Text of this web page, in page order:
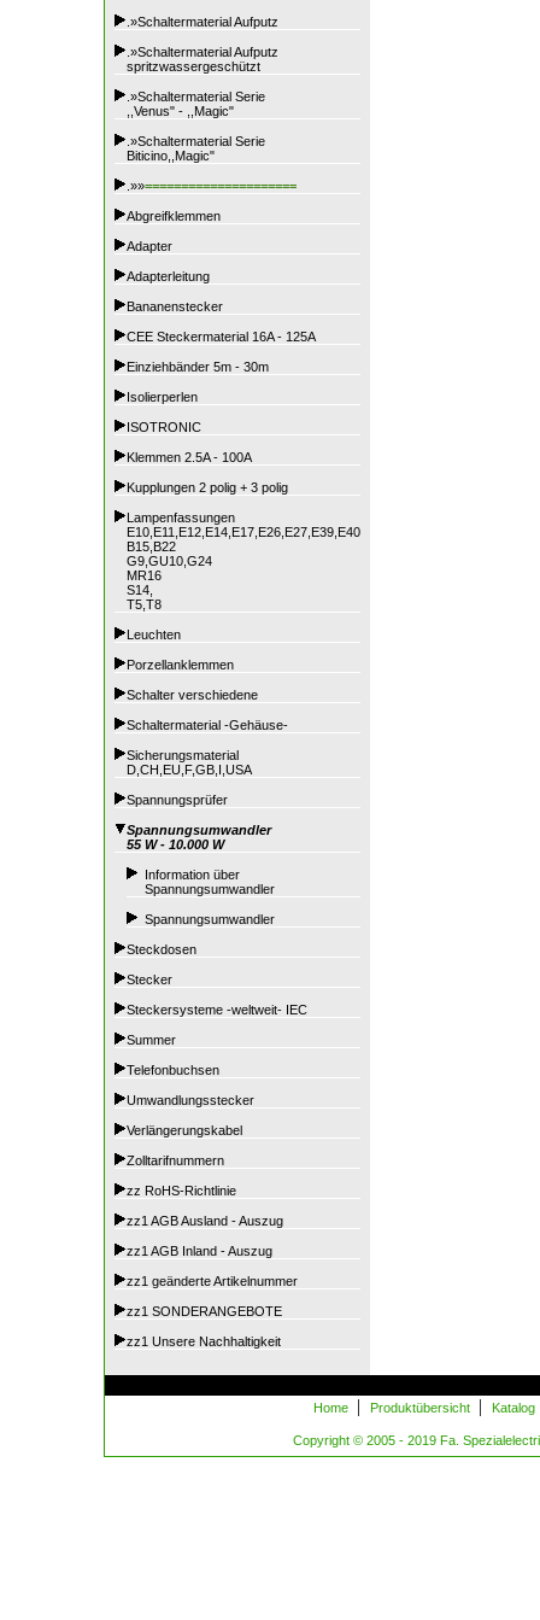
.»Schaltermaterial Aufputz
.»Schaltermaterial Aufputz
spritzwassergeschützt
.»Schaltermaterial Serie
,,Venus" - ,,Magic"
.»Schaltermaterial Serie
Biticino,,Magic"
.»»=====================
Abgreifklemmen
Adapter
Adapterleitung
Bananenstecker
CEE Steckermaterial 16A - 125A
Einziehbänder 5m - 30m
Isolierperlen
ISOTRONIC
Klemmen 2.5A - 100A
Kupplungen 2 polig + 3 polig
Lampenfassungen
E10,E11,E12,E14,E17,E26,E27,E39,E40
B15,B22
G9,GU10,G24
MR16
S14,
T5,T8
Leuchten
Porzellanklemmen
Schalter verschiedene
Schaltermaterial -Gehäuse-
Sicherungsmaterial
D,CH,EU,F,GB,I,USA
Spannungsprüfer
Spannungsumwandler
55 W - 10.000 W
Information über
Spannungsumwandler
Spannungsumwandler
Steckdosen
Stecker
Steckersysteme -weltweit- IEC
Summer
Telefonbuchsen
Umwandlungsstecker
Verlängerungskabel
Zolltarifnummern
zz RoHS-Richtlinie
zz1 AGB Ausland - Auszug
zz1 AGB Inland - Auszug
zz1 geänderte Artikelnummer
zz1 SONDERANGEBOTE
zz1 Unsere Nachhaltigkeit
Home | Produktübersicht | Katalog
Copyright © 2005 - 2019 Fa.